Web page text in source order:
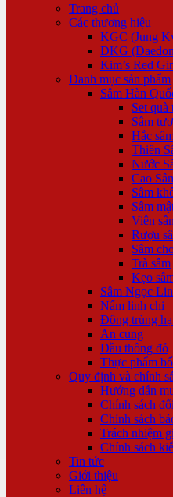
Trang chủ
Các thương hiệu
KGC (Jung
DKG
Kim’s Red
Danh mục sản phẩm
Sâm Hàn
Set quà
Sâm
Hắc
Thiên
Nước
Cao
Sâm
Sâm
Viên
Rượu
Sâm
Trà sâm
Kẹo
Sâm Ngọc
Nấm linh chi
Đông trùng
An cung
Dầu thông đỏ
Thực phẩm
Quy định và chính
Hướng dẫn
Chính sách
Chính sách
Trách nhiệm
Chính sách
Tin tức
Giới thiệu
Liên hệ